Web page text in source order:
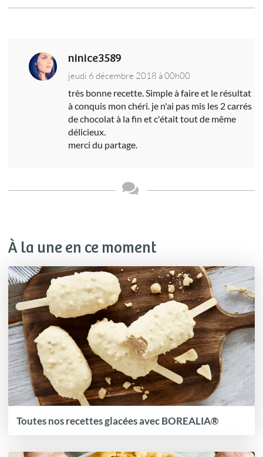
ninice3589
jeudi 6 décembre 2018 à 00h00
très bonne recette. Simple à faire et le résultat
à conquis mon chéri. je n'ai pas mis les 2 carrés
de chocolat à la fin et c'était tout de même
délicieux.
merci du partage.
À la une en ce moment
Toutes nos recettes glacées avec BOREALIA®